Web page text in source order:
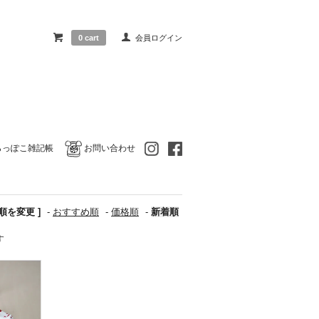
会員ログイン
0 cart
っぽこ雑記帳 お問い合わせ
を変更 ] - おすすめ順 - 価格順 - 新着順